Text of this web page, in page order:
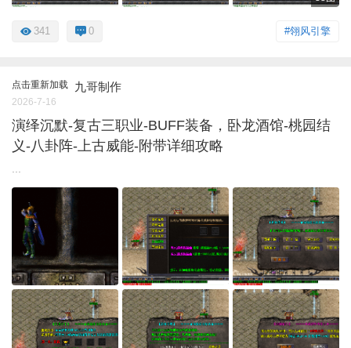
#翎风引擎
341 0
点击重新加载 九哥制作
2026-7-16
演绎沉默-复古三职业-BUFF装备，卧龙酒馆-桃园结
义-八卦阵-上古威能-附带详细攻略
...